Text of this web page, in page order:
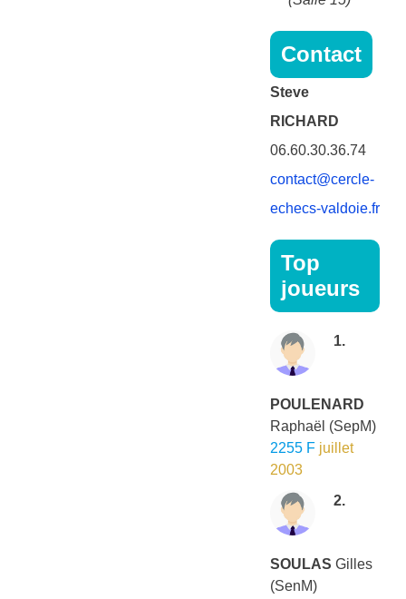
Contact
Steve
RICHARD
06.60.30.36.74
contact@cercle-
echecs-valdoie.fr
Top
joueurs
1.
POULENARD
Raphaël (SepM)
2255 F juillet
2003
2.
SOULAS Gilles
(SenM)